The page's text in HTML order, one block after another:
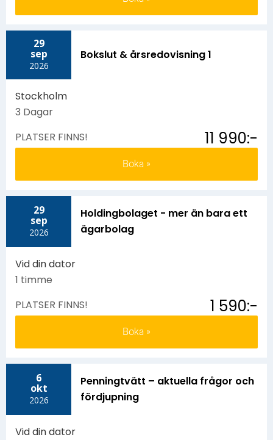
29
sep
2026
Bokslut & årsredovisning 1
Stockholm
3 Dagar
11 990:-
PLATSER FINNS!
Boka
29
sep
2026
Holdingbolaget - mer än bara ett
ägarbolag
Vid din dator
1 timme
1 590:-
PLATSER FINNS!
Boka
6
okt
2026
Penningtvätt – aktuella frågor och
fördjupning
Vid din dator